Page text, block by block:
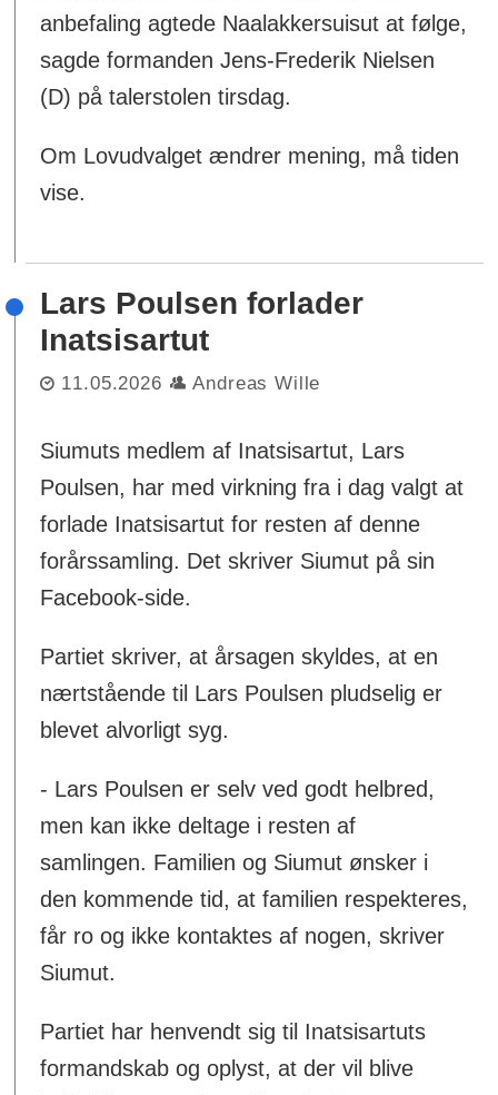
anbefaling agtede Naalakkersuisut at følge,
sagde formanden Jens-Frederik Nielsen
(D) på talerstolen tirsdag.
Om Lovudvalget ændrer mening, må tiden
vise.
Lars Poulsen forlader
Inatsisartut
11.05.2026 Andreas Wille
Siumuts medlem af Inatsisartut, Lars
Poulsen, har med virkning fra i dag valgt at
forlade Inatsisartut for resten af denne
forårssamling. Det skriver Siumut på sin
Facebook-side.
Partiet skriver, at årsagen skyldes, at en
nærtstående til Lars Poulsen pludselig er
blevet alvorligt syg.
- Lars Poulsen er selv ved godt helbred,
men kan ikke deltage i resten af
samlingen. Familien og Siumut ønsker i
den kommende tid, at familien respekteres,
får ro og ikke kontaktes af nogen, skriver
Siumut.
Partiet har henvendt sig til Inatsisartuts
formandskab og oplyst, at der vil blive